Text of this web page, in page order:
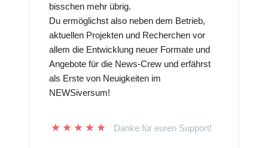
bisschen mehr übrig.
Du ermöglichst also neben dem Betrieb,
aktuellen Projekten und Recherchen vor
allem die Entwicklung neuer Formate und
Angebote für die News-Crew und erfährst
als Erste von Neuigkeiten im
NEWSiversum!
Danke für euren Support!
★ ★ ★ ★ ★